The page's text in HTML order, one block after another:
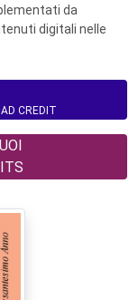
da
digitali nelle
CREDIT